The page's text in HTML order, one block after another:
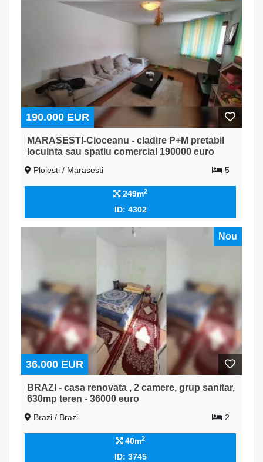
190.000 EUR
MARASESTI-Cioceanu - cladire P+M pretabil
locuinta sau spatiu comercial 190000 euro
Ploiesti / Marasesti 5
249m2
ID: 4302
Nou
36.000 EUR
BRAZI - casa renovata , 2 camere, grup sanitar,
630mp teren - 36000 euro
Brazi / Brazi 2
40m2
ID: 3745